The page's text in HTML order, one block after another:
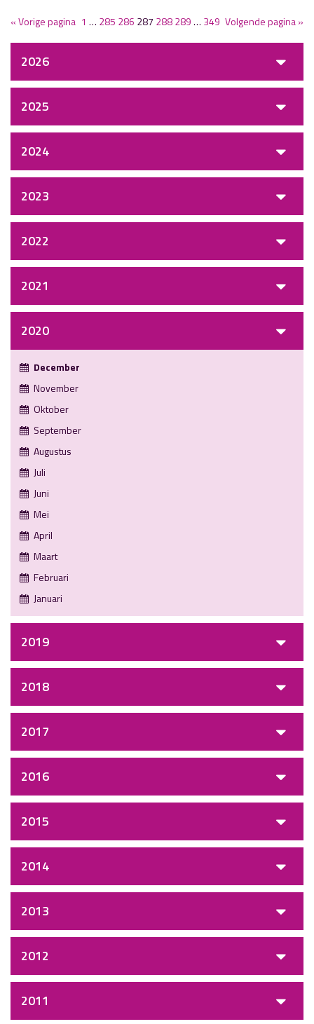
« Vorige pagina 1 … 285 286 287 288 289… 349 Volgende pagina »
2026
2025
2024
2023
2022
2021
2020
December
November
Oktober
September
Augustus
Juli
Juni
Mei
April
Maart
Februari
Januari
2019
2018
2017
2016
2015
2014
2013
2012
2011